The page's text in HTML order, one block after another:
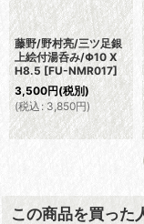
藤野/野村亮/三ツ足銀
上絵付湯呑み/Φ10 X
H8.5 [FU-NMR017]
3,500円(税別)
(税込 : 3,850円)
この商品を買った